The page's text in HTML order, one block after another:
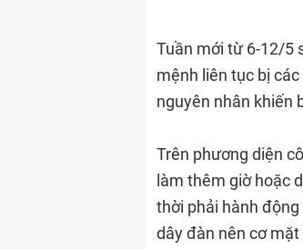
Tuần mới từ 6-12/5
mệnh liên tục bị
nguyên nhân khiến
Trên phương diện
làm thêm giờ hoặc
thời phải hành
dây đàn nên cơ